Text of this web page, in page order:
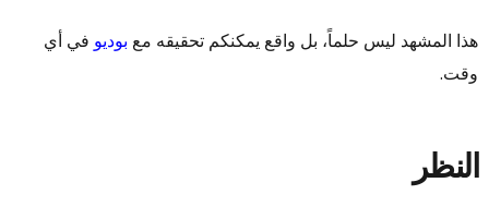
هذا المشهد ليس حلماً، بل واقع يمكنكم تحقيقه مع بوديو في أي
وقت.
النظر